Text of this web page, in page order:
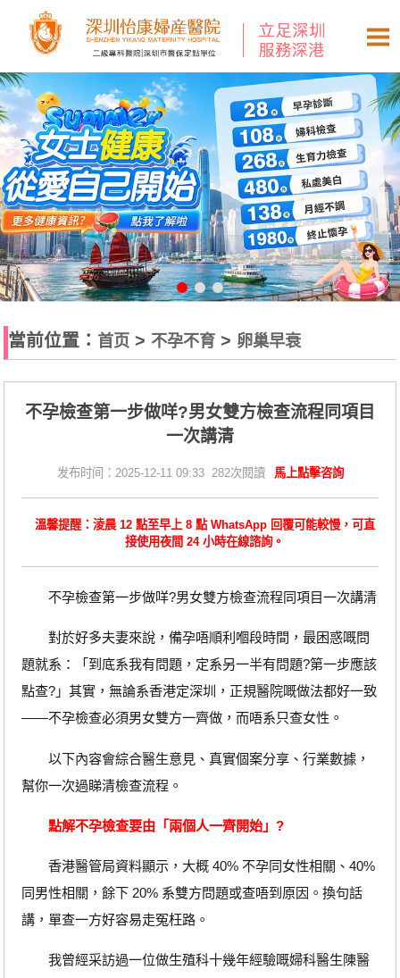
當前位置： 首页 > 不孕不育 > 卵巢早衰
不孕檢查第一步做咩?男女雙方檢查流程同項目
一次講清
发布时间：2025-12-11 09:33 282次閱讀 馬上點擊咨詢
溫馨提醒：淩晨 12 點至早上 8 點 WhatsApp 回覆可能較慢，可直
接使用夜間 24 小時在線諮詢。
不孕檢查第一步做咩?男女雙方檢查流程同項目一次講清
對於好多夫妻來說，備孕唔順利嗰段時間，最困惑嘅問
題就系：「到底系我有問題，定系另一半有問題?第一步應該
點查?」其實，無論系香港定深圳，正規醫院嘅做法都好一致
——不孕檢查必須男女雙方一齊做，而唔系只查女性。
以下內容會綜合醫生意見、真實個案分享、行業數據，
幫你一次過睇清檢查流程。
點解不孕檢查要由「兩個人一齊開始」?
香港醫管局資料顯示，大概 40% 不孕同女性相關、40%
同男性相關，餘下 20% 系雙方問題或查唔到原因。換句話
講，單查一方好容易走冤枉路。
我曾經采訪過一位做生殖科十幾年經驗嘅婦科醫生陳醫